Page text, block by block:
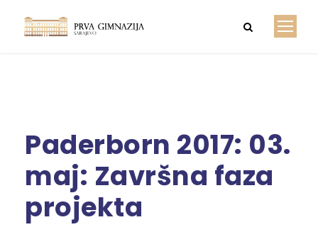
Paderborn 2017: 03.
maj: Završna faza
projekta